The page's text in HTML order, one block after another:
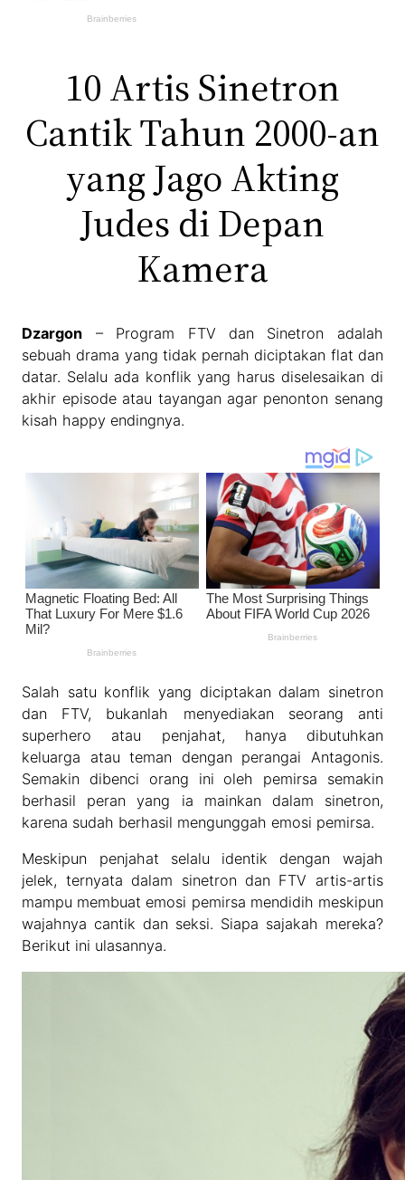
10 Artis Sinetron
Cantik Tahun 2000-an
yang Jago Akting
Judes di Depan
Kamera
Dzargon – Program FTV dan Sinetron adalah
sebuah drama yang tidak pernah diciptakan flat dan
datar. Selalu ada konflik yang harus diselesaikan di
akhir episode atau tayangan agar penonton senang
kisah happy endingnya.
Salah satu konflik yang diciptakan dalam sinetron
dan FTV, bukanlah menyediakan seorang anti
superhero atau penjahat, hanya dibutuhkan
keluarga atau teman dengan perangai Antagonis.
Semakin dibenci orang ini oleh pemirsa semakin
berhasil peran yang ia mainkan dalam sinetron,
karena sudah berhasil mengunggah emosi pemirsa.
Meskipun penjahat selalu identik dengan wajah
jelek, ternyata dalam sinetron dan FTV artis-artis
mampu membuat emosi pemirsa mendidih meskipun
wajahnya cantik dan seksi. Siapa sajakah mereka?
Berikut ini ulasannya.